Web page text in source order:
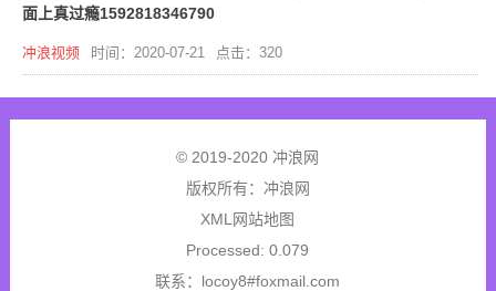
面上真过瘾1592818346790
冲浪视频 时间：2020-07-21 点击：320
© 2019-2020 冲浪网
版权所有： 冲浪网
XML网站地图
Processed: 0.079
联系：locoy8#foxmail.com